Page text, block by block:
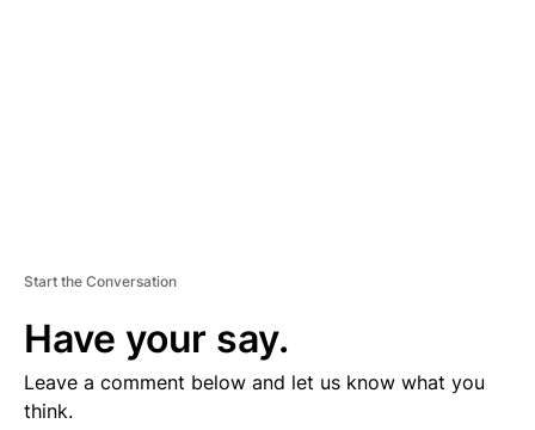
Start the Conversation
Have your say.
Leave a comment below and let us know what you
think.